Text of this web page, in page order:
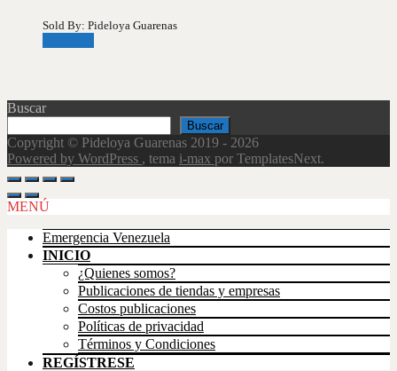
Sold By: Pideloya Guarenas
Buscar
Buscar
Copyright © Pideloya Guarenas 2019 - 2026
Powered by WordPress , tema i-max por TemplatesNext.
Scroll
Up
MENÚ
Emergencia Venezuela
INICIO
¿Quienes somos?
Publicaciones de tiendas y empresas
Costos publicaciones
Políticas de privacidad
Términos y Condiciones
REGÍSTRESE